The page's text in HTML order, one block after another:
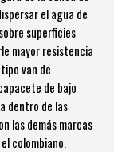
el agua de
superficies
mayor resistencia
van de
de bajo
dentro de las
las demás marcas
colombiano.